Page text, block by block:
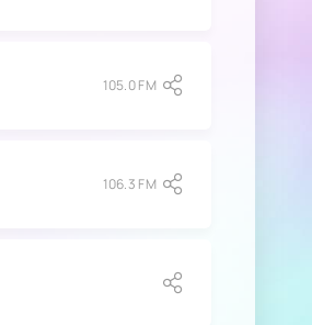
105.0 FM
106.3 FM